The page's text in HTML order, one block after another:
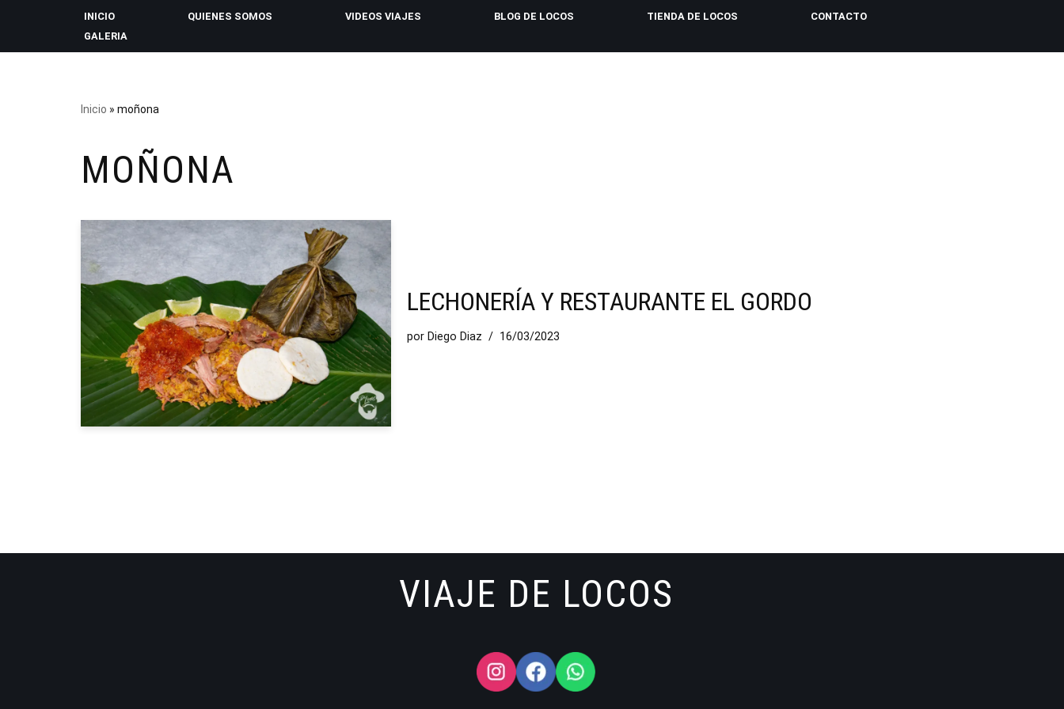
INICIO QUIENES SOMOS VIDEOS VIAJES BLOG DE LOCOS TIENDA DE LOCOS
CONTACTO
GALERIA
Inicio » moñona
MOÑONA
LECHONERÍA Y RESTAURANTE EL GORDO
por Diego Diaz 16/03/2023
VIAJE DE LOCOS